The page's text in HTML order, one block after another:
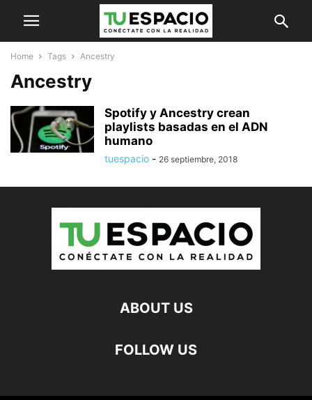
Home Tags Ancestry
Ancestry
Spotify y Ancestry crean
playlists basadas en el ADN
humano
tuespacio - 26 septiembre, 2018
ABOUT US
FOLLOW US